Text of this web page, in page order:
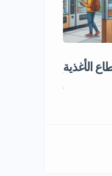
الأغذية